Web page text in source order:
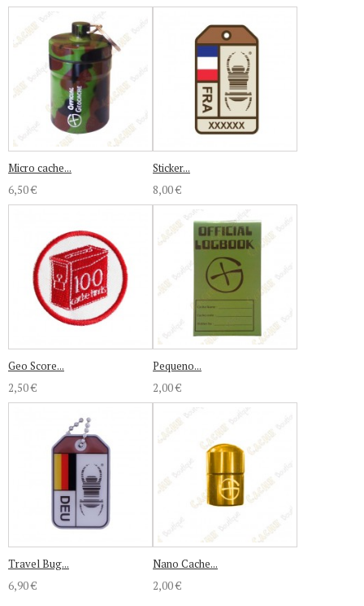
Micro cache...
6,50 €
Sticker...
8,00 €
Geo Score...
2,50 €
Pequeno...
2,00 €
Travel Bug...
6,90 €
Nano Cache...
2,00 €